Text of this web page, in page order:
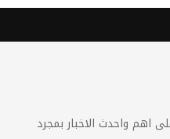
اهم واحدث الاخبار بمجرد